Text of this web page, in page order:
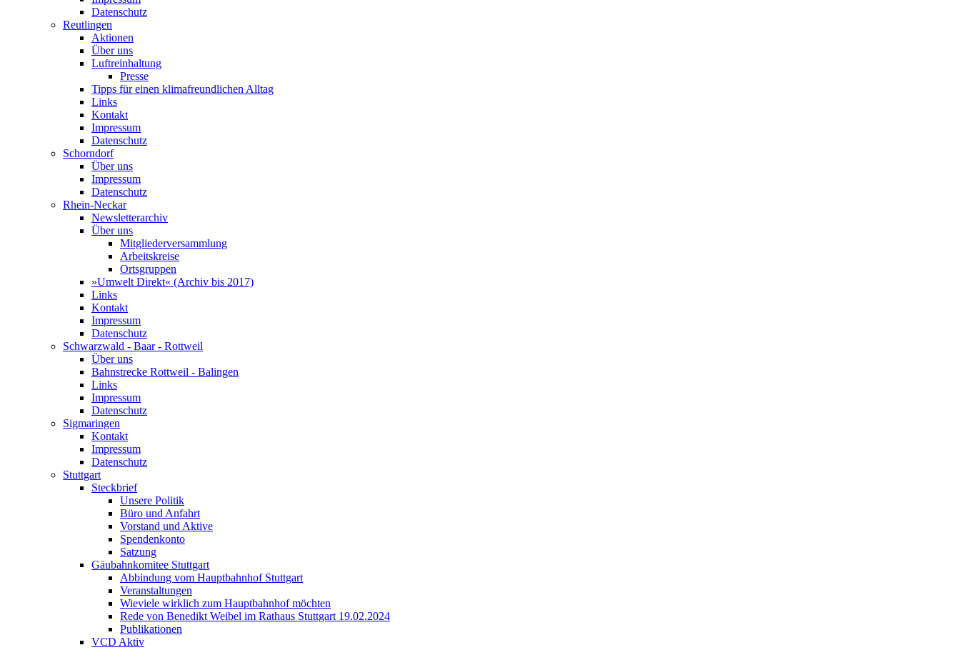
Datenschutz
Reutlingen
Aktionen
Über uns
Luftreinhaltung
Presse
Tipps für einen klimafreundlichen Alltag
Links
Kontakt
Impressum
Datenschutz
Schorndorf
Über uns
Impressum
Datenschutz
Rhein-Neckar
Newsletterarchiv
Über uns
Mitgliederversammlung
Arbeitskreise
Ortsgruppen
»Umwelt Direkt« (Archiv bis 2017)
Links
Kontakt
Impressum
Datenschutz
Schwarzwald - Baar - Rottweil
Über uns
Bahnstrecke Rottweil - Balingen
Links
Impressum
Datenschutz
Sigmaringen
Kontakt
Impressum
Datenschutz
Stuttgart
Steckbrief
Unsere Politik
Büro und Anfahrt
Vorstand und Aktive
Spendenkonto
Satzung
Gäubahnkomitee Stuttgart
Abbindung vom Hauptbahnhof Stuttgart
Veranstaltungen
Wieviele wirklich zum Hauptbahnhof möchten
Rede von Benedikt Weibel im Rathaus Stuttgart 19.02.2024
Publikationen
VCD Aktiv